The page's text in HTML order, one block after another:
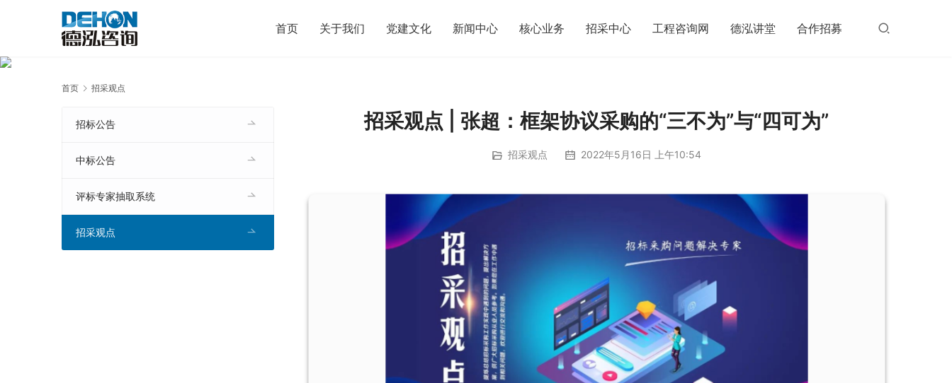
首页 关于我们 党建文化 新闻中心 核心业务 招采中心 工程咨询网 德泓讲堂 合作招募
首页 招采观点
招采观点 | 张超：框架协议采购的“三不为”与“四可为”
招采观点 2022年5月16日 上午10:54
招标公告
中标公告
评标专家抽取系统
招采观点